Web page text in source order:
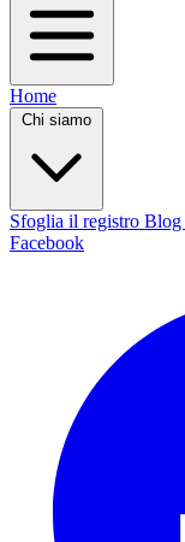
Home
Chi siamo
Sfoglia il registro Blog
Facebook